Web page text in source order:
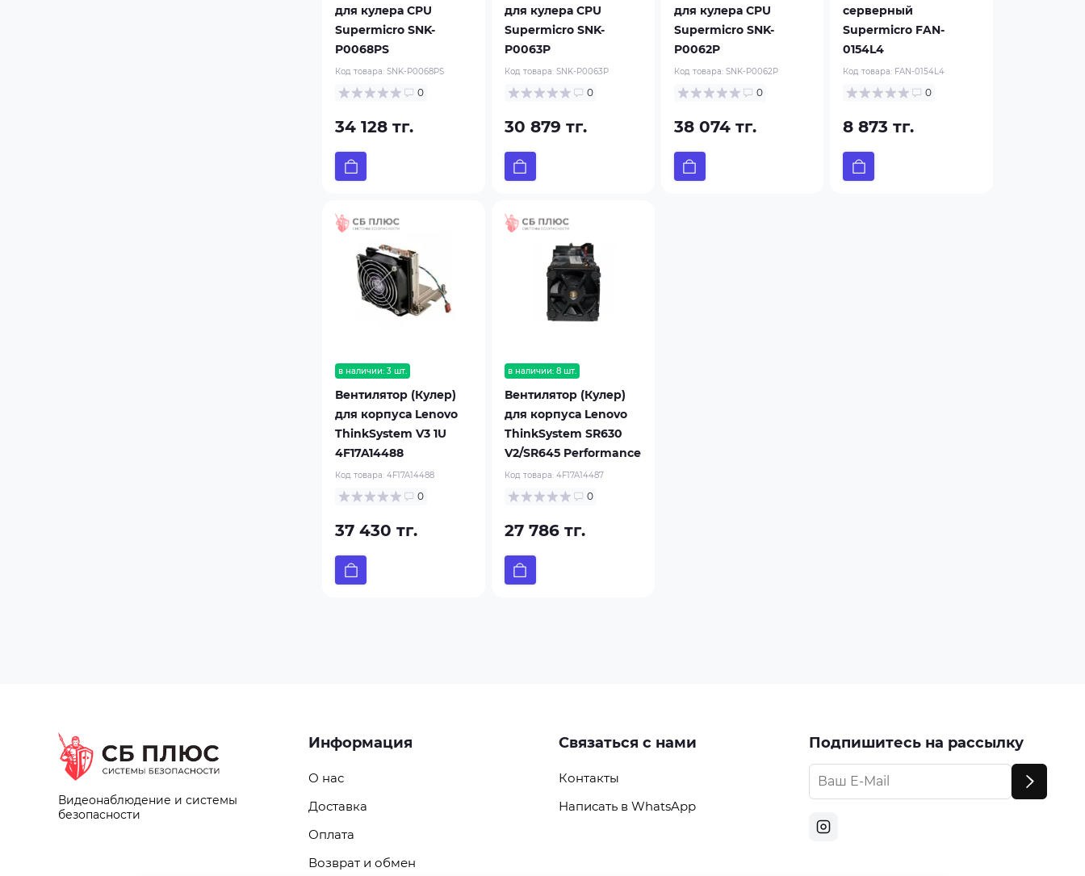
для кулера CPU
Supermicro SNK-
P0068PS
Код товара: SNK-P0068PS
0
34 128 тг.
для кулера CPU
Supermicro SNK-
P0063P
Код товара: SNK-P0063P
0
30 879 тг.
для кулера CPU
Supermicro SNK-
P0062P
Код товара: SNK-P0062P
0
38 074 тг.
серверный
Supermicro FAN-
0154L4
Код товара: FAN-0154L4
0
8 873 тг.
в наличии: 3 шт.
Вентилятор (Кулер)
для корпуса Lenovo
ThinkSystem V3 1U
4F17A14488
Код товара: 4F17A14488
0
37 430 тг.
в наличии: 8 шт.
Вентилятор (Кулер)
для корпуса Lenovo
ThinkSystem SR630
V2/SR645 Performance
Код товара: 4F17A14487
0
27 786 тг.
Видеонаблюдение и системы
безопасности
Информация
О нас
Доставка
Оплата
Возврат и обмен
Связаться с нами
Контакты
Написать в WhatsApp
Подпишитесь на рассылку